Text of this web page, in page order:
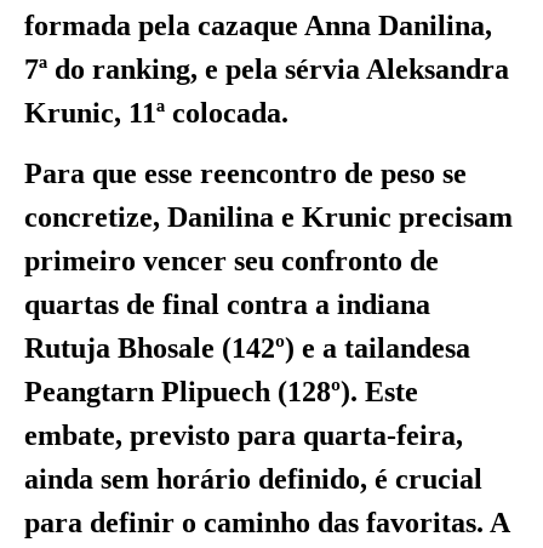
formada pela cazaque Anna Danilina,
7ª do ranking, e pela sérvia Aleksandra
Krunic, 11ª colocada.
Para que esse reencontro de peso se
concretize, Danilina e Krunic precisam
primeiro vencer seu confronto de
quartas de final contra a indiana
Rutuja Bhosale (142º) e a tailandesa
Peangtarn Plipuech (128º). Este
embate, previsto para quarta-feira,
ainda sem horário definido, é crucial
para definir o caminho das favoritas. A